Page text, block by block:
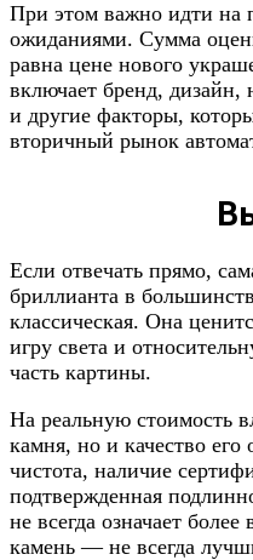
При этом важно идти на
ожиданиями. Сумма
равна цене нового
включает бренд, дизайн,
и другие факторы,
вторичный рынок
Если отвечать прямо,
бриллианта в
классическая. Она
игру света и
часть картины.
На реальную стоимость
камня, но и качество его
чистота, наличие
подтвержденная
не всегда означает
камень — не всегда